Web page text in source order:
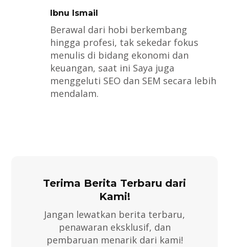
Ibnu Ismail
Berawal dari hobi berkembang
hingga profesi, tak sekedar fokus
menulis di bidang ekonomi dan
keuangan, saat ini Saya juga
menggeluti SEO dan SEM secara lebih
mendalam.
Terima Berita Terbaru dari
Kami!
Jangan lewatkan berita terbaru,
penawaran eksklusif, dan
pembaruan menarik dari kami!